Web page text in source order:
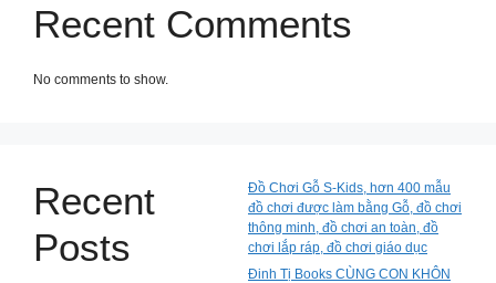
Recent Comments
No comments to show.
Recent
Posts
Đồ Chơi Gỗ S-Kids, hơn 400 mẫu
đồ chơi được làm bằng Gỗ, đồ chơi
thông minh, đồ chơi an toàn, đồ
chơi lắp ráp, đồ chơi giáo dục
Đinh Tị Books CÙNG CON KHÔN